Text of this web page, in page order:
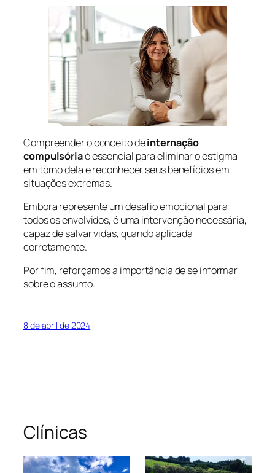
Compreender o conceito deinternação
compulsóriaé essencial para eliminar o estigma
em torno dela e reconhecer seus benefícios em
situações extremas.
Embora represente um desafio emocional para
todos os envolvidos, é uma intervenção necessária,
capaz de salvar vidas, quando aplicada
corretamente.
Por fim, reforçamos a importância de se informar
sobre o assunto.
8 de abril de 2024
Clínicas